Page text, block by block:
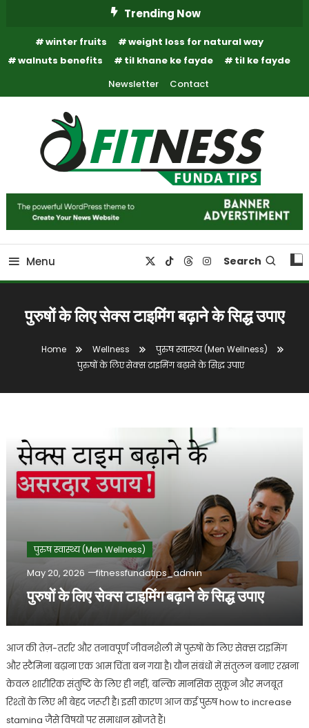
Content
Trending Now
winter fruits
weight loss for natural way
walnuts benefits
til khane ke fayde
til ke fayde
Newsletter
Contact
Fitness Funda Tips
Fitness Funda Tips
Menu Search
पुरुषों के लिए सेक्स टाइमिंग बढ़ाने के सिद्ध उपाए
Home Wellness
पुरुष स्वास्थ्य (Men Wellness)
पुरुषों के लिए सेक्स टाइमिंग बढ़ाने के सिद्ध उपाए
पुरुष स्वास्थ्य (Men Wellness)
May 20, 2026 fitnessfundatips_admin
पुरुषों के लिए सेक्स टाइमिंग बढ़ाने के सिद्ध उपाए
आज की तेज़-तर्रार और तनावपूर्ण जीवनशैली में पुरुषों के लिए सेक्स टाइमिंग
और स्टैमिना बढ़ाना एक आम चिंता बन गया है। यौन संबंधों में संतुलन बनाए रखना
केवल शारीरिक संतुष्टि के लिए ही नहीं, बल्कि मानसिक सुकून और मजबूत
रिश्तों के लिए भी बेहद जरूरी है। इसी कारण आज कई पुरुष how to increase
stamina जैसे विषयों पर समाधान खोजते हैं।